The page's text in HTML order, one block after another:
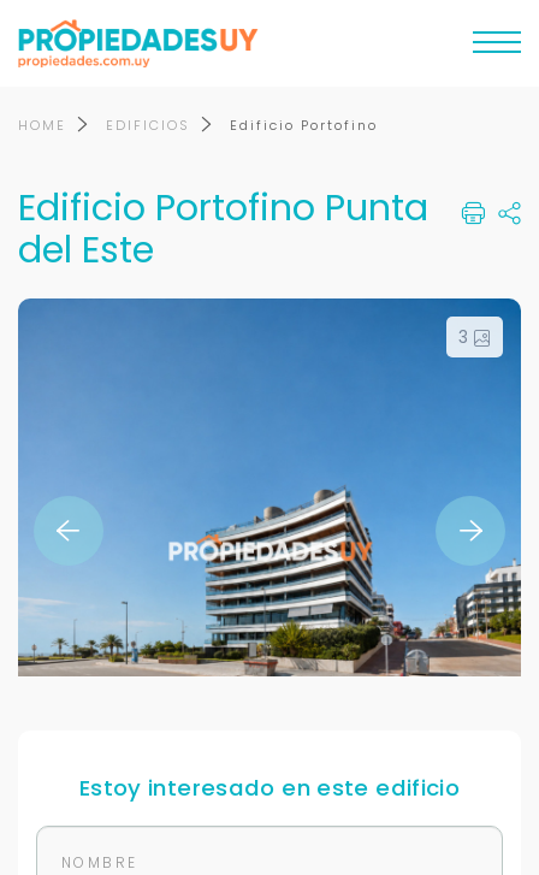
HOME EDIFICIOS Edificio Portofino
Edificio Portofino Punta
del Este
3
Estoy interesado en este edificio